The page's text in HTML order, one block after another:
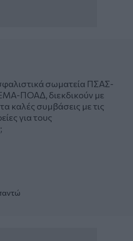
σωματεία ΠΣΑΣ-
ΠΟΑΔ, διεκδικούν με
καλές συμβάσεις με τις
για τους